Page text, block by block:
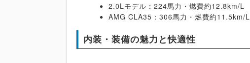
2.0Lモデル：224馬力・燃費約12.8km/L
AMG CLA35：306馬力・燃費約11.5km/L
内装・装備の魅力と快適性